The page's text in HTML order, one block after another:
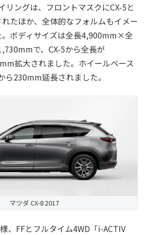
リングは、フロントマスクにCX-5と
たほか、全体的なフォルムもイメー
。ボディサイズは全長4,900mm×全
で、CX-5から全長が
拡大されました。ホイールベース
ら230mm延長されました。
マツダ CX-8 2017
、FFとフルタイム4WD「i-ACTIV